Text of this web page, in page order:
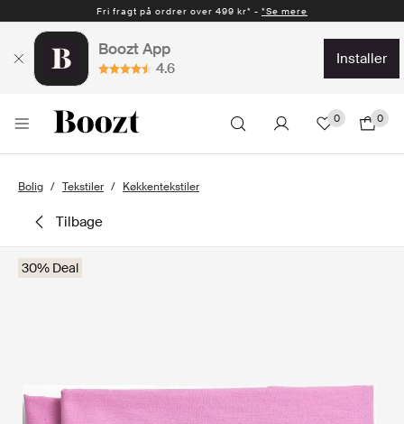
Fri fragt på ordrer over 499 kr* - *Se mere
Boozt App
4.6
installer
0 0
Bolig Tekstiler Køkkentekstiler
tilbage
30% Deal